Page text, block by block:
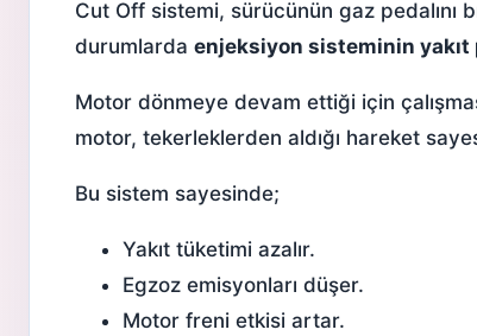
Cut Off sistemi, sürücünün gaz pedalını
durumlarda enjeksiyon sisteminin yakıt
Motor dönmeye devam ettiği için
motor, tekerleklerden aldığı hareket
Bu sistem sayesinde;
Yakıt tüketimi azalır.
Egzoz emisyonları düşer.
Motor freni etkisi artar.